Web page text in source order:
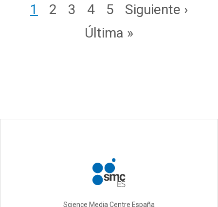
Page
1 Page
2 Page
3 Page
4 Page
5 Siguiente
Siguiente ›
Última página
Última »
Science Media Centre España